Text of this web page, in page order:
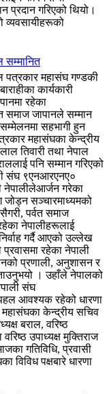
प्रदान गरिएको थियो।
व्यवसायीहरूको
सम्मानित
पत्रकार महासंघ गण्डकी
कार्यकारी
रहेका
समाज जापानले सम्मान
सहभागी हुन
महासंघका केन्द्रीय
तिवारी तथा नेपाल
पनि सम्मान गरिएको
संघ ९एनआरएनए०
नेपालीलेआर्जन गरेका
जोड्न सञ्चारमाध्यमको
पर्वत समाज
नेपालीहरूलाई
गर्दै आएको उल्लेख
रहेका नेपाली
प्रणाली, अनुशासन र
। उहाँले नेपालको
संघ
आवश्यक रहेको धारणा
महासंघका केन्द्रीय सचिव
बराल, वरिष्ठ
उपाध्यक्ष मुक्तिराज
गतिविधि, प्रवासी
विविध पक्षबारे धारणा